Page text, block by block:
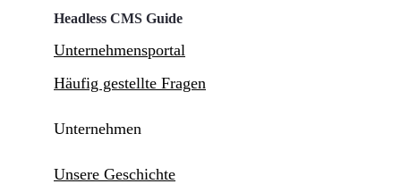
Headless CMS Guide
Unternehmensportal
Häufig gestellte Fragen
Unternehmen
Unsere Geschichte